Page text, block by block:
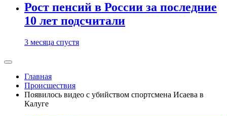
Рост пенсий в России за последние
10 лет подсчитали
3 месяца спустя
Главная
Происшествия
Появилось видео с убийством спортсмена Исаева в
Калуге